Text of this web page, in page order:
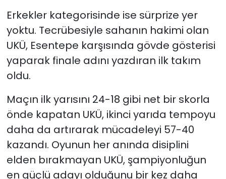
Erkekler kategorisinde ise sürprize yer
yoktu. Tecrübesiyle sahanın hakimi olan
UKÜ, Esentepe karşısında gövde gösterisi
yaparak finale adını yazdıran ilk takım
oldu.
Maçın ilk yarısını 24-18 gibi net bir skorla
önde kapatan UKÜ, ikinci yarıda tempoyu
daha da artırarak mücadeleyi 57-40
kazandı. Oyunun her anında disiplini
elden bırakmayan UKÜ, şampiyonluğun
en güçlü adayı olduğunu bir kez daha